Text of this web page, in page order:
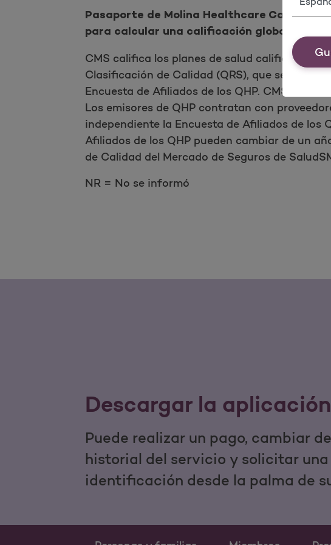
Pasaporte de Molina Healthcare
para calcular una calificación global)
CMS califica los planes de salud calificados
Clasificación de Calidad (QRS), que se basa
Encuesta de Afiliados de los QHP. CMS
Los emisores de QHP contratan con
independiente la Encuesta de Afiliados de los
Afiliados de los QHP pueden cambiar de un
de Calidad del Mercado de Seguros de
NR = No se informó
Descargar la
Puede realizar un pago, cambiar
historial del servicio y solicitar
identificación desde la palma de